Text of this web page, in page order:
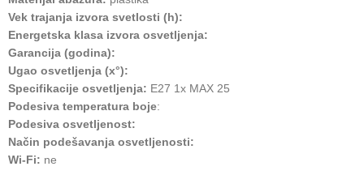
Vek trajanja izvora svetlosti (h):
Energetska klasa izvora osvetljenja:
Garancija (godina):
Ugao osvetljenja (x°):
Specifikacije osvetljenja: E27 1x MAX 25
Podesiva temperatura boje:
Podesiva osvetljenost:
Način podešavanja osvetljenosti:
Wi-Fi: ne